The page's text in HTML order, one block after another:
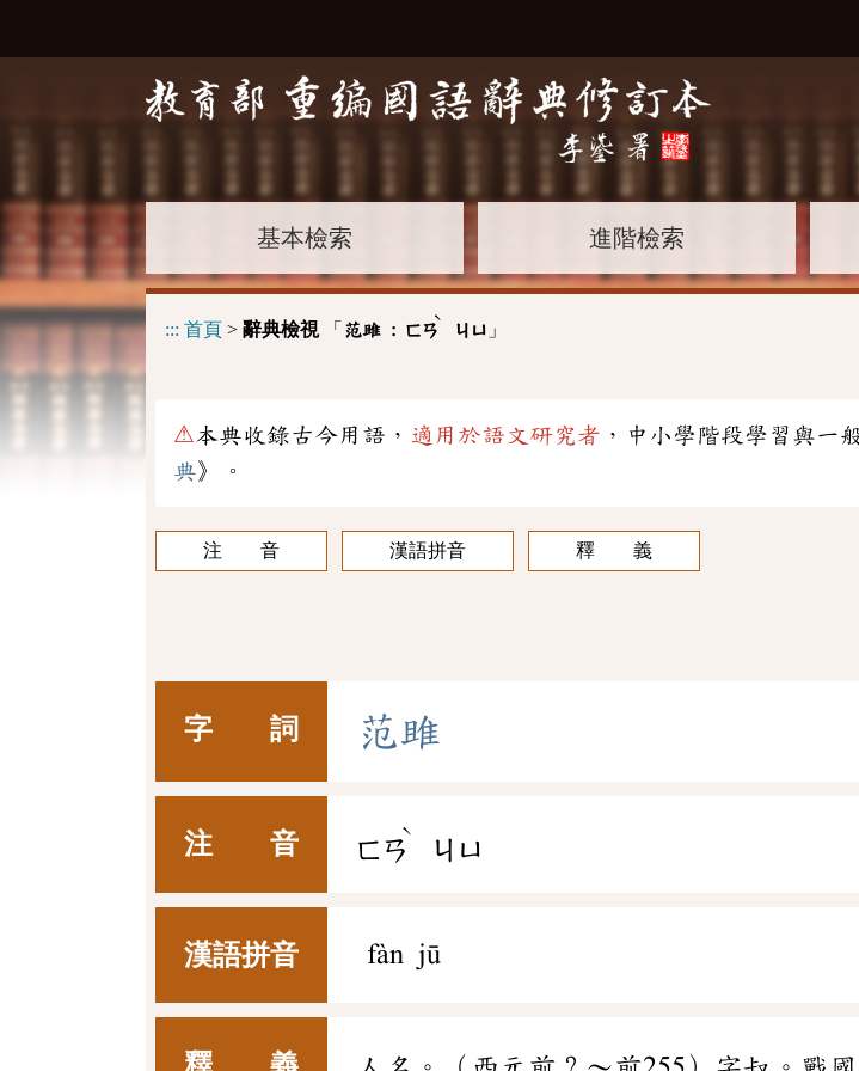
基本檢索 進階檢索
::: 首頁 > 辭典檢視「 范雎 : ㄈㄢ
ˋ
ㄐㄩ 」
⚠本典收錄古今用語， 適用於語文研究者 ，中小學階段學習與一
典》。
注 音 漢語拼音 釋 義
字 詞 范雎
注 音 ㄈㄢ
ˋ
ㄐㄩ
漢語拼音 fàn jū